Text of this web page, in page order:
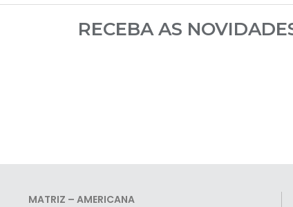
RECEBA AS
MATRIZ – AMERICANA